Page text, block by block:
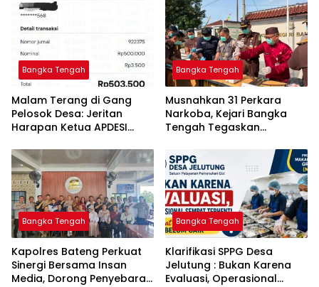
Bangka Tengah
Malam Terang di Gang
Pelosok Desa: Jeritan
Harapan Ketua APDESI
Babel
Bangka Tengah
Musnahkan 31 Perkara
Narkoba, Kejari Bangka
Tengah Tegaskan
Kejahatan Hingga Tuntas
Bangka Tengah
‎Kapolres Bateng Perkuat
Sinergi Bersama Insan
Media, Dorong Penyebaran
Bangka Tengah
‎Klarifikasi SPPG Desa
Jelutung : Bukan Karena
Evaluasi, Operasional